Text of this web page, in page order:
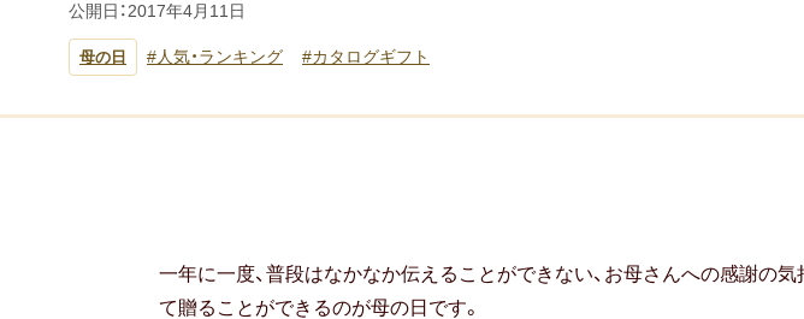
公開日：2017年4月11日
母の日 人気・ランキング カタログギフト
一年に一度、普段はなかなか伝えることができない、お母さんへの感謝の
て贈ることができるのが母の日です。